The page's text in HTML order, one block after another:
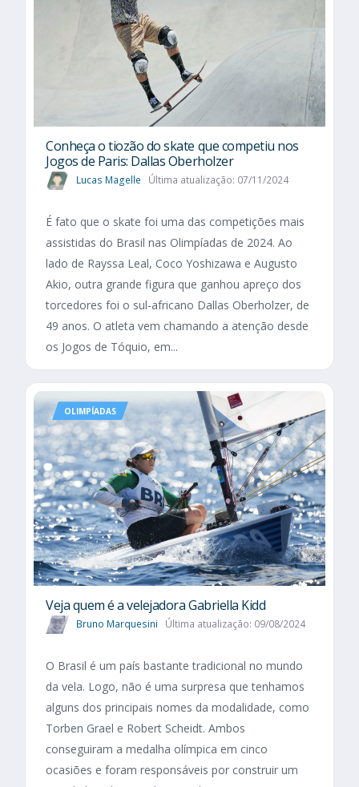
Conheça o tiozão do skate que competiu nos
Jogos de Paris: Dallas Oberholzer
Lucas Magelle Última atualização: 07/11/2024
É fato que o skate foi uma das competições mais
assistidas do Brasil nas Olimpíadas de 2024. Ao
lado de Rayssa Leal, Coco Yoshizawa e Augusto
Akio, outra grande figura que ganhou apreço dos
torcedores foi o sul-africano Dallas Oberholzer, de
49 anos. O atleta vem chamando a atenção desde
os Jogos de Tóquio, em...
OLIMPÍADAS
Veja quem é a velejadora Gabriella Kidd
Bruno Marquesini Última atualização: 09/08/2024
O Brasil é um país bastante tradicional no mundo
da vela. Logo, não é uma surpresa que tenhamos
alguns dos principais nomes da modalidade, como
Torben Grael e Robert Scheidt. Ambos
conseguiram a medalha olímpica em cinco
ocasiões e foram responsáveis por construir um